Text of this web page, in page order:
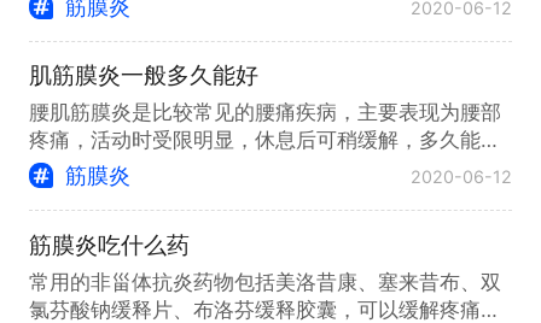
筋膜炎 2020-06-12
肌筋膜炎一般多久能好
腰肌筋膜炎是比较常见的腰痛疾病，主要表现为腰部
疼痛，活动时受限明显，休息后可稍缓解，多久能康
复取决于治疗情况。其次可以做
筋膜炎 2020-06-12
筋膜炎吃什么药
常用的非甾体抗炎药物包括美洛昔康、塞来昔布、双
氯芬酸钠缓释片、布洛芬缓释胶囊，可以缓解疼痛活